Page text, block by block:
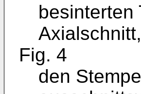
besinterten
Axialschnitt,
Fig. 4
den